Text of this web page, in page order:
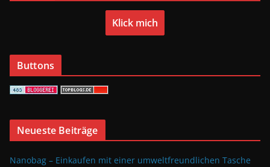
Klick mich
Buttons
Neueste Beiträge
Nanobag – Einkaufen mit einer umweltfreundlichen Tasche